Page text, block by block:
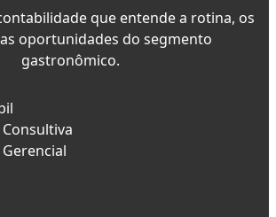
que entende a rotina, os
oportunidades do segmento
gastronômico.